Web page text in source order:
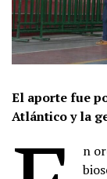
El aporte fue
Atlántico y la
n